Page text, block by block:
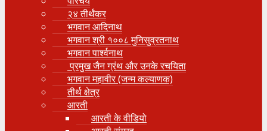
२४ तीर्थंकर
भगवान आदिनाथ
भगवान श्री १००८ मुनिसुव्रतनाथ
भगवान पार्श्वनाथ
प्रमुख जैन ग्रंथ और उनके रचयिता
भगवान महावीर (जन्म कल्याणक)
तीर्थ क्षेत्र
आरती
आरती के वीडियो